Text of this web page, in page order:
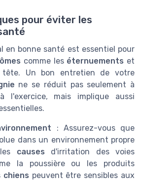
pour éviter les
en bonne santé est essentiel pour
comme les éternuements et
tête. Un bon entretien de votre
ne se réduit pas seulement à
l'exercice, mais implique aussi
: Assurez-vous que
dans un environnement propre
causes d'irritation des voies
la poussière ou les produits
chiens peuvent être sensibles aux